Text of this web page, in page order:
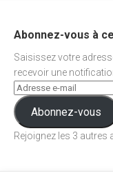
Abonnez-vous à
Saisissez votre
recevoir une
Abonnez-vous
Rejoignez les 3 autres